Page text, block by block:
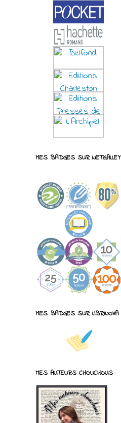
MES BADGES SUR NETGALLEY
MES BADGES SUR LIBRINOVA
MES AUTEURS CHOUCHOUS